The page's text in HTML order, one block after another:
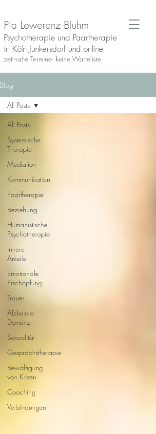
Pia Lewerenz Bluhm
Psychotherapie und Paartherapie
in Köln Junkersdorf und online
zeitnahe Termine- keine Warteliste
Blog
All Posts
Systemische
Therapie
Mediation
Kommunikation
Paartherapie
Beziehung
Humanistische
Psychotherapie
Innere
Anteile
Emotionale
Erschöpfung
Trauer
Alzheimer
Demenz
Sexualität
Gesprächstherapie
Bewältigung
von Krisen
Coaching
Verbindungen
All Posts